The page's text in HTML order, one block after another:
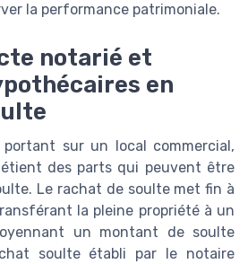
la performance patrimoniale.
notarié et
en
sur un local commercial,
des parts qui peuvent être
Le rachat de soulte met fin à
la pleine propriété à un
un montant de soulte
soulte établi par le notaire